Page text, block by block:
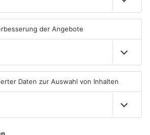
Gelnhausen, Linsengericht
und Miltenberg